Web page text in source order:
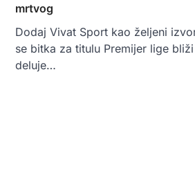
mrtvog
Dodaj Vivat Sport kao željeni
se bitka za titulu Premijer lige
deluje…